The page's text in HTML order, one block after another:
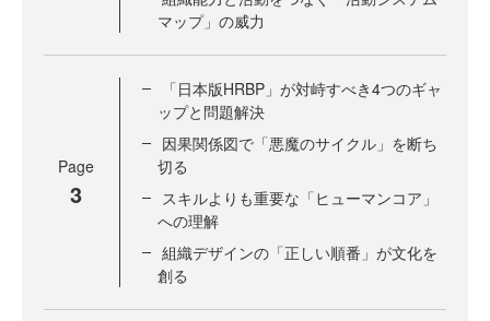
マップ」の威力
Page
3
「日本版HRBP」が対峙すべき4つのギャ
ップと問題解決
因果関係図で「悪魔のサイクル」を断ち
切る
スキルよりも重要な「ヒューマンコア」
への理解
組織デザインの「正しい順番」が文化を
創る